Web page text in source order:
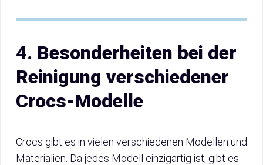
4. Besonderheiten bei der
Reinigung verschiedener
Crocs-Modelle
Crocs gibt es in vielen verschiedenen Modellen und
Materialien. Da jedes Modell einzigartig ist, gibt es